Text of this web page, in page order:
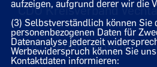
CDU Kreisverband Vechta
CDU Niedersachsen
aufzeigen, aufgrund derer wir die
(3) Selbstverständlich können Sie
personenbezogenen Daten für
Datenanalyse jederzeit
Werbewiderspruch können Sie
Kontaktdaten informieren: